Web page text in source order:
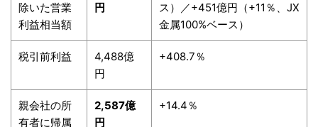
除いた営業
利益相当額
円
ス）／+451億円（+11％、JX
金属100%ベース）
税引前利益
4,488億
円
+408.7％
親会社の所
有者に帰属
2,587億
円
+14.4％